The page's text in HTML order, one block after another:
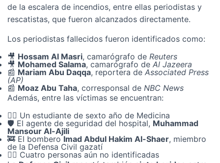
de la escalera de incendios, entre ellas periodistas y
rescatistas, que fueron alcanzados directamente.
Los periodistas fallecidos fueron identificados como:
🎥 Hossam Al Masri, camarógrafo de Reuters
🎥 Mohamed Salama, camarógrafo de Al Jazeera
📰 Mariam Abu Daqqa, reportera de Associated Press
(AP)
📰 Moaz Abu Taha, corresponsal de NBC News
Además, entre las víctimas se encuentran:
👨‍⚕️ Un estudiante de sexto año de Medicina
🛡️ El agente de seguridad del hospital, Muhammad
Mansour Al-Ajili
🚒 El bombero Imad Abdul Hakim Al-Shaer, miembro
de la Defensa Civil gazatí
🧑‍⚕️ Cuatro personas aún no identificadas